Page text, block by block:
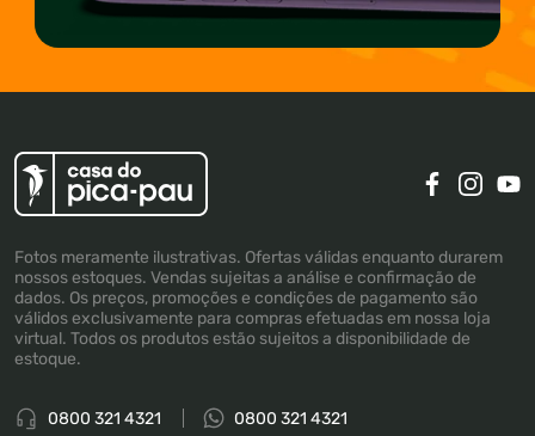
Fotos meramente ilustrativas. Ofertas válidas enquanto durarem
nossos estoques. Vendas sujeitas a análise e confirmação de
dados. Os preços, promoções e condições de pagamento são
válidos exclusivamente para compras efetuadas em nossa loja
virtual. Todos os produtos estão sujeitos a disponibilidade de
estoque.
0800 321 4321 0800 321 4321